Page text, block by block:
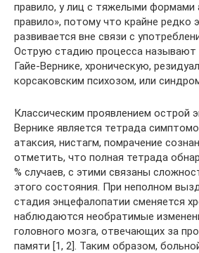
правило, у лиц с тяжелыми формами
правило», потому что крайне редко
развивается вне связи с
Острую стадию процесса называют
Гайе-Вернике, хроническую,
корсаковским психозом, или
Классическим проявлением острой
Вернике является тетрада
атаксия, нистагм, помрачение
отметить, что полная тетрада
% случаев, с этими связаны
этого состояния. При неполном
стадия энцефалопатии сменяется
наблюдаются необратимые
головного мозга, отвечающих за
памяти [1, 2]. Таким образом,